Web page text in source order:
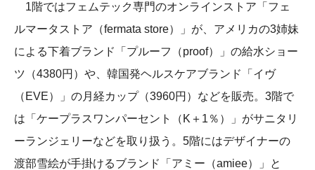
1階ではフェムテック専門のオンラインストア「フェ
ルマータストア（fermata store）」が、アメリカの3姉妹
による下着ブランド「プルーフ（proof）」の給水ショー
ツ（4380円）や、韓国発ヘルスケアブランド「イヴ
（EVE）」の月経カップ（3960円）などを販売。3階で
は「ケープラスワンパーセント（K＋1％）」がサニタリ
ーランジェリーなどを取り扱う。5階にはデザイナーの
渡部雪絵が手掛けるブランド「アミー（amiee）」と